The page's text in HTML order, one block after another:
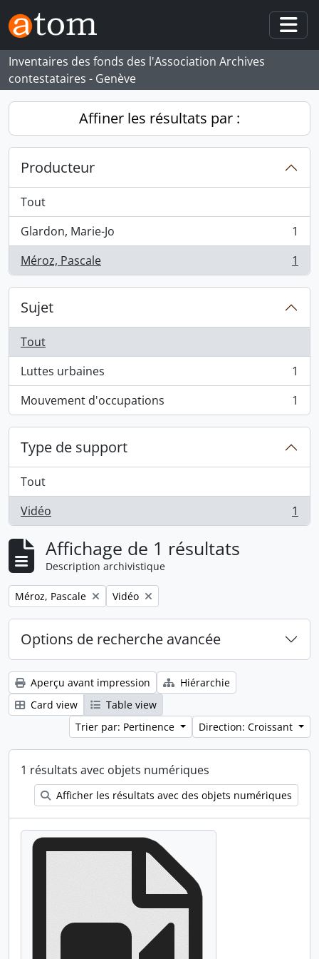
Skip to main content
Inventaires des fonds des l'Association Archives
contestataires - Genève
Affiner les résultats par :
Producteur
Tout
Glardon, Marie-Jo
, 1 résultats
1
Méroz, Pascale
, 1 résultats 1
Sujet
Tout
Luttes urbaines
, 1 résultats
1
Mouvement d'occupations
, 1 résultats 1
Type de support
Tout
Vidéo
, 1 résultats 1
Affichage de 1 résultats
Description archivistique
Remove filter:
Méroz, Pascale Remove filter:
Vidéo
Options de recherche avancée
Aperçu avant impression
Hiérarchie
Card view
Table view
Trier par: Pertinence
Direction: Croissant
1 résultats avec objets numériques
Afficher les résultats avec des objets numériques